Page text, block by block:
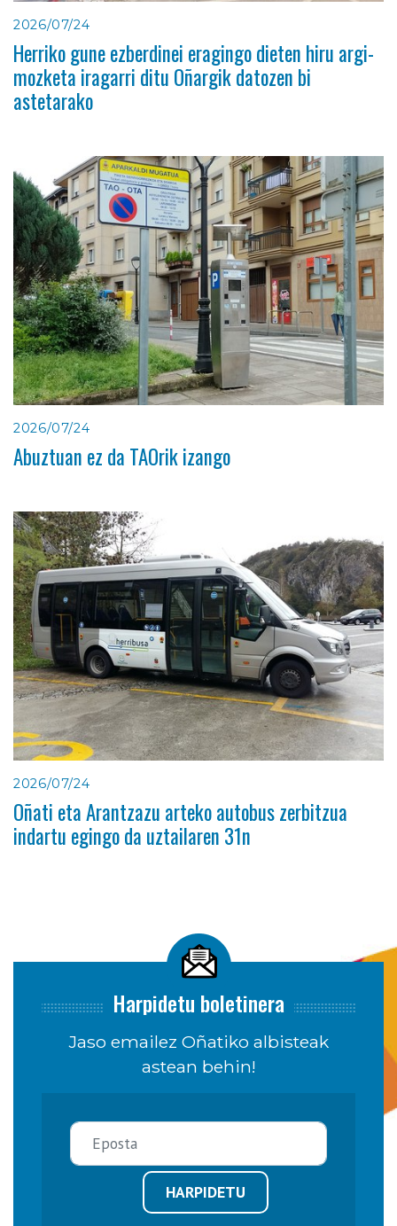
2026/07/24
Herriko gune ezberdinei eragingo dieten hiru argi-
mozketa iragarri ditu Oñargik datozen bi
astetarako
2026/07/24
Abuztuan ez da TAOrik izango
2026/07/24
Oñati eta Arantzazu arteko autobus zerbitzua
indartu egingo da uztailaren 31n
Harpidetu boletinera
Jaso emailez Oñatiko albisteak
astean behin!
HARPIDETU